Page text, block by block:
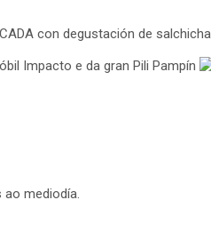
con degustación de
Impacto e da gran Pili Pampín
ao mediodía.